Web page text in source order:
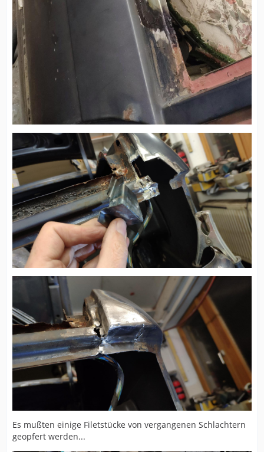
Es mußten einige Filetstücke von vergangenen Schlachtern
geopfert werden...